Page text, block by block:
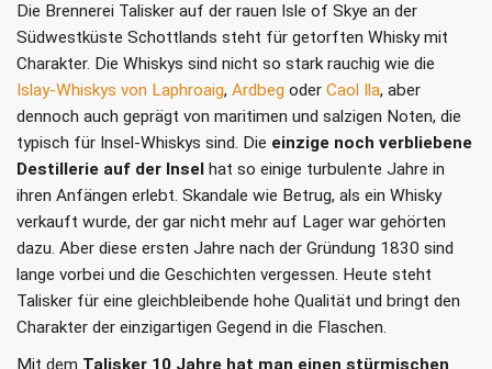
Die Brennerei Talisker auf der rauen Isle of Skye an der
Südwestküste Schottlands steht für getorften Whisky mit
Charakter. Die Whiskys sind nicht so stark rauchig wie die
Islay-Whiskys von Laphroaig, Ardbeg oder Caol Ila, aber
dennoch auch geprägt von maritimen und salzigen Noten, die
typisch für Insel-Whiskys sind. Die einzige noch verbliebene
Destillerie auf der Insel hat so einige turbulente Jahre in
ihren Anfängen erlebt. Skandale wie Betrug, als ein Whisky
verkauft wurde, der gar nicht mehr auf Lager war gehörten
dazu. Aber diese ersten Jahre nach der Gründung 1830 sind
lange vorbei und die Geschichten vergessen. Heute steht
Talisker für eine gleichbleibende hohe Qualität und bringt den
Charakter der einzigartigen Gegend in die Flaschen.
Mit dem Talisker 10 Jahre hat man einen stürmischen